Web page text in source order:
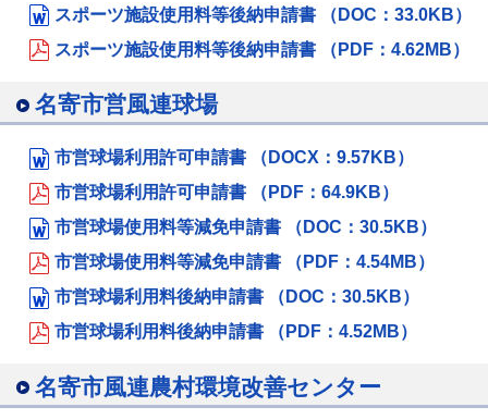
スポーツ施設使用料等後納申請書 （DOC：33.0KB）
スポーツ施設使用料等後納申請書 （PDF：4.62MB）
名寄市営風連球場
市営球場利用許可申請書 （DOCX：9.57KB）
市営球場利用許可申請書 （PDF：64.9KB）
市営球場使用料等減免申請書 （DOC：30.5KB）
市営球場使用料等減免申請書 （PDF：4.54MB）
市営球場利用料後納申請書 （DOC：30.5KB）
市営球場利用料後納申請書 （PDF：4.52MB）
名寄市風連農村環境改善センター